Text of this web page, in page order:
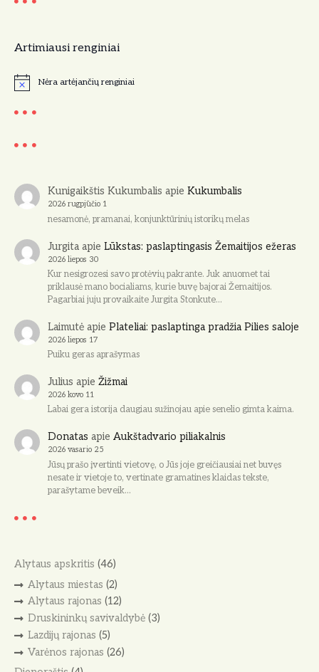
Artimiausi renginiai
N
t
e
Nėra artėjančių renginiai
Kunigaikštis Kukumbalis apie Kukumbalis
2026 rugpjūčio 1
nesamonė, pramanai, konjunktūrinių istorikų melas
Jurgitaapie Lūkstas: paslaptingasis Žemaitijos ežeras
2026 liepos 30
Kur nesigrozesi savo protėvių pakrante. Juk anuomet tai
priklausė mano bocialiams, kurie buvę bajorai Žemaitijos.
Pagarbiai juju provaikaite Jurgita Stonkute…
Laimutėapie Plateliai: paslaptinga pradžia Pilies saloje
2026 liepos 17
Puiku geras aprašymas
Julius apie Žižmai
2026 kovo 11
Labai gera istorija daugiau sužinojau apie senelio gimta kaima.
Donatas apie Aukštadvario piliakalnis
2026 vasario 25
Jūsų prašo įvertinti vietovę, o Jūs joje greičiausiai net buvęs
nesate ir vietoje to, vertinate gramatines klaidas tekste,
parašytame beveik…
Alytaus apskritis (46)
Alytaus miestas (2)
Alytaus rajonas (12)
Druskininkų savivaldybė(3)
Lazdijų rajonas (5)
Varėnos rajonas (26)